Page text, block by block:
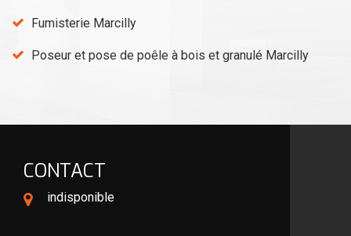
Fumisterie Marcilly
Poseur et pose de poêle à bois et granulé Marcilly
CONTACT
indisponible